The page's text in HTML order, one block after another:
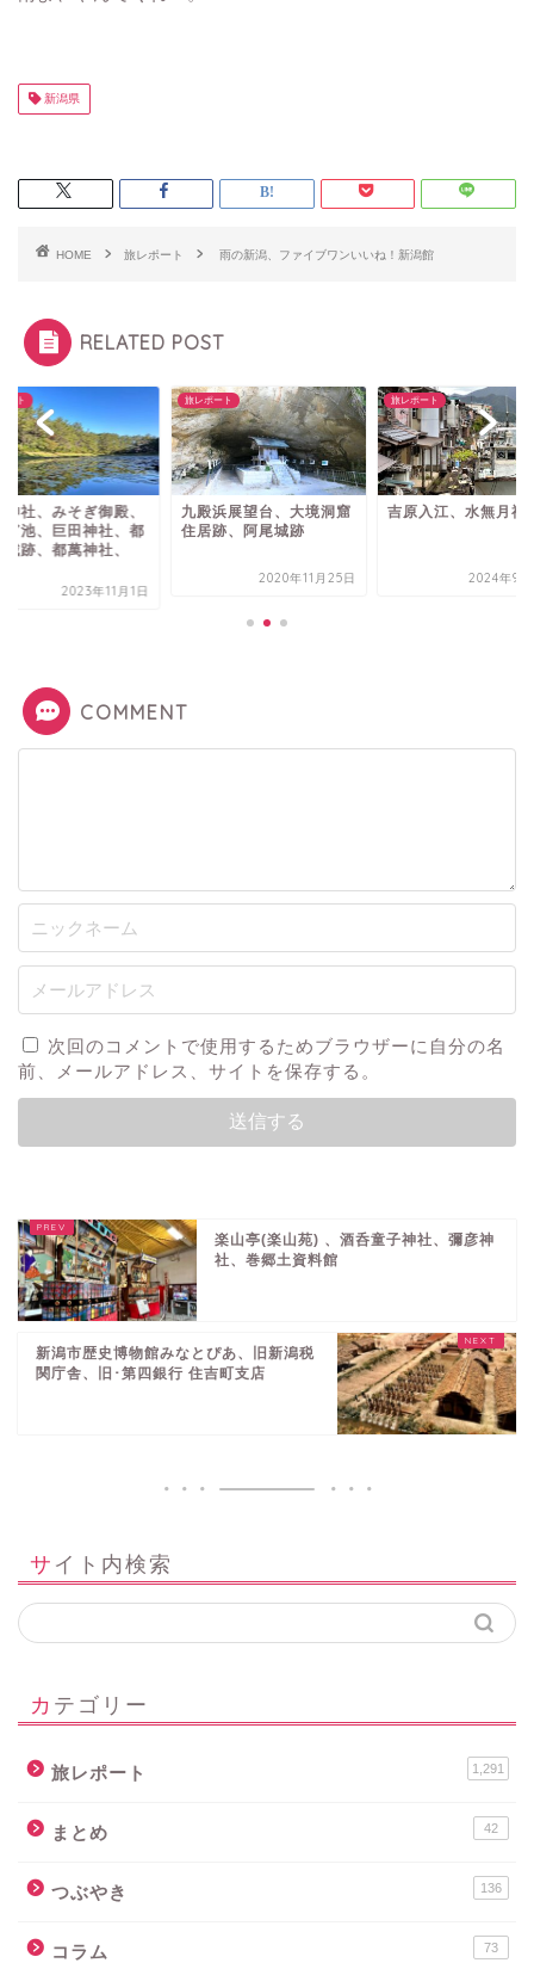
新潟県
HOME 旅レポート 雨の新潟、ファイブワンいいね！新潟館
RELATED POST
ート
神社、みそぎ御殿、
ぎ池、巨田神社、都
城跡、都萬神社、
2023年11月1日
旅レポート
九殿浜展望台、大境洞窟
住居跡、阿尾城跡
2020年11月25日
旅レポート
吉原入江、水無月神
2024年9
COMMENT
次回のコメントで使用するためブラウザーに自分の名
前、メールアドレス、サイトを保存する。
楽山亭(楽山苑) 、酒呑童子神社、彌彦神
社、巻郷土資料館
新潟市歴史博物館みなとぴあ、旧新潟税
関庁舎、旧･第四銀行 住吉町支店
サイト内検索
カテゴリー
旅レポート 1,291
まとめ 42
つぶやき 136
コラム 73